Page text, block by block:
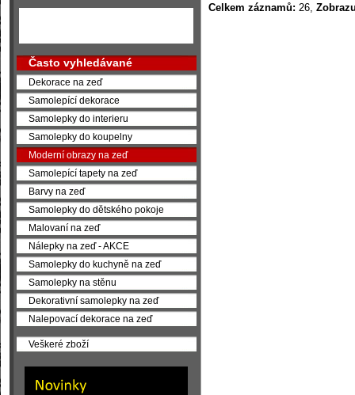
Celkem záznamů: 26,
Často vyhledávané
Dekorace na zeď
Samolepící dekorace
Samolepky do interieru
Samolepky do koupelny
Moderní obrazy na zeď
Samolepící tapety na zeď
Barvy na zeď
Samolepky do dětského pokoje
Malovaní na zeď
Nálepky na zeď - AKCE
Samolepky do kuchyně na zeď
Samolepky na stěnu
Dekorativní samolepky na zeď
Nalepovací dekorace na zeď
Veškeré zboží